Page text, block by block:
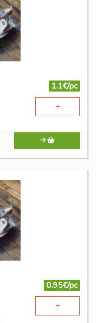
1.1€/pc
+
0.95€/pc
+